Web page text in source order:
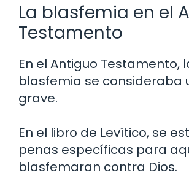
La blasfemia en el
Testamento
En el Antiguo Testamento,
blasfemia se consideraba
grave.
En el libro de Levítico, se
penas específicas para
blasfemaran contra Dios.